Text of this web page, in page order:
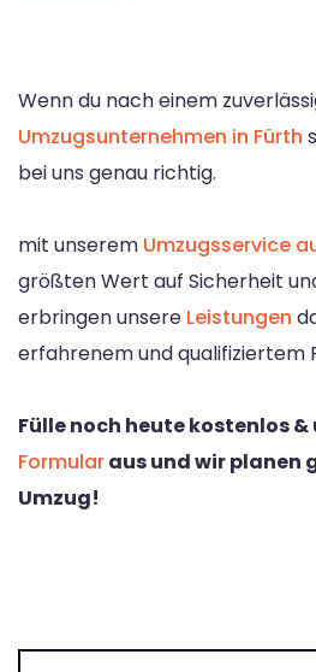
Wenn du nach einem
Umzugsunternehmen in Fürth
bei uns genau richtig.
mit unserem Umzugsservice
größten Wert auf Sicherheit
erbringen unsere Leistungen
erfahrenem und qualifiziertem
Fülle noch heute kostenlos
Formularaus und wir planen
Umzug!